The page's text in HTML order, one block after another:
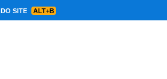
SITE ALT+B